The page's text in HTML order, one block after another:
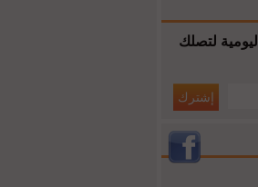
لتصلك